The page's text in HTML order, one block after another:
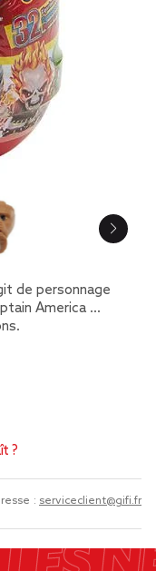
de personnage
America …
?
: serviceclient@gifi.fr